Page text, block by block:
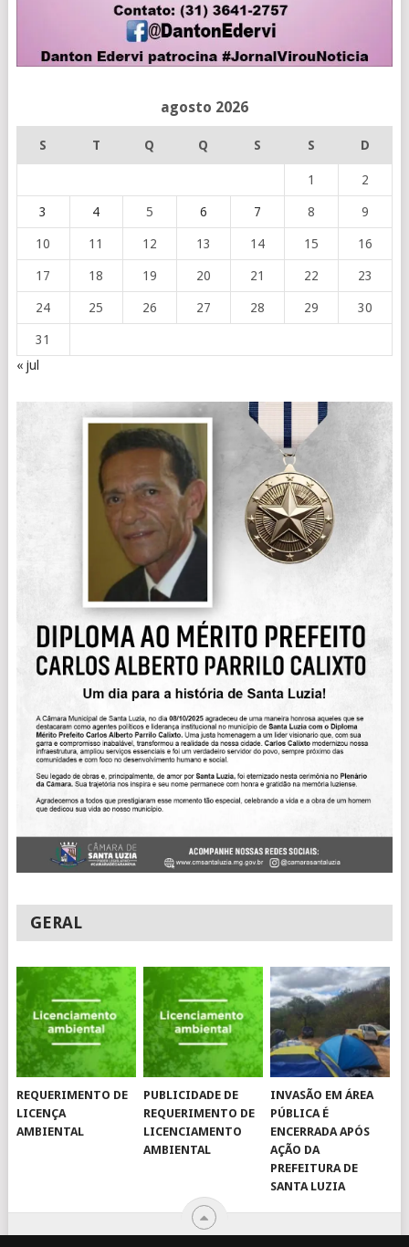
agosto 2026
S T Q Q S S D
1 2
3 4 5 6 7 8 9
10 11 12 13 14 15 16
17 18 19 20 21 22 23
24 25 26 27 28 29 30
31
« jul
GERAL
REQUERIMENTO DE
LICENÇA
AMBIENTAL
PUBLICIDADE DE
REQUERIMENTO DE
LICENCIAMENTO
AMBIENTAL
INVASÃO EM ÁREA
PÚBLICA É
ENCERRADA APÓS
AÇÃO DA
PREFEITURA DE
SANTA LUZIA